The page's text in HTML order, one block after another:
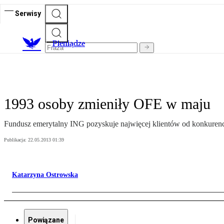
Serwisy
Pieniądze
1993 osoby zmieniły OFE w maju
Fundusz emerytalny ING pozyskuje najwięcej klientów od
Publikacja: 22.05.2013 01:39
Katarzyna Ostrowska
Powiązane